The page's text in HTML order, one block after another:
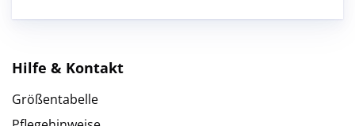
Hilfe & Kontakt
Größentabelle